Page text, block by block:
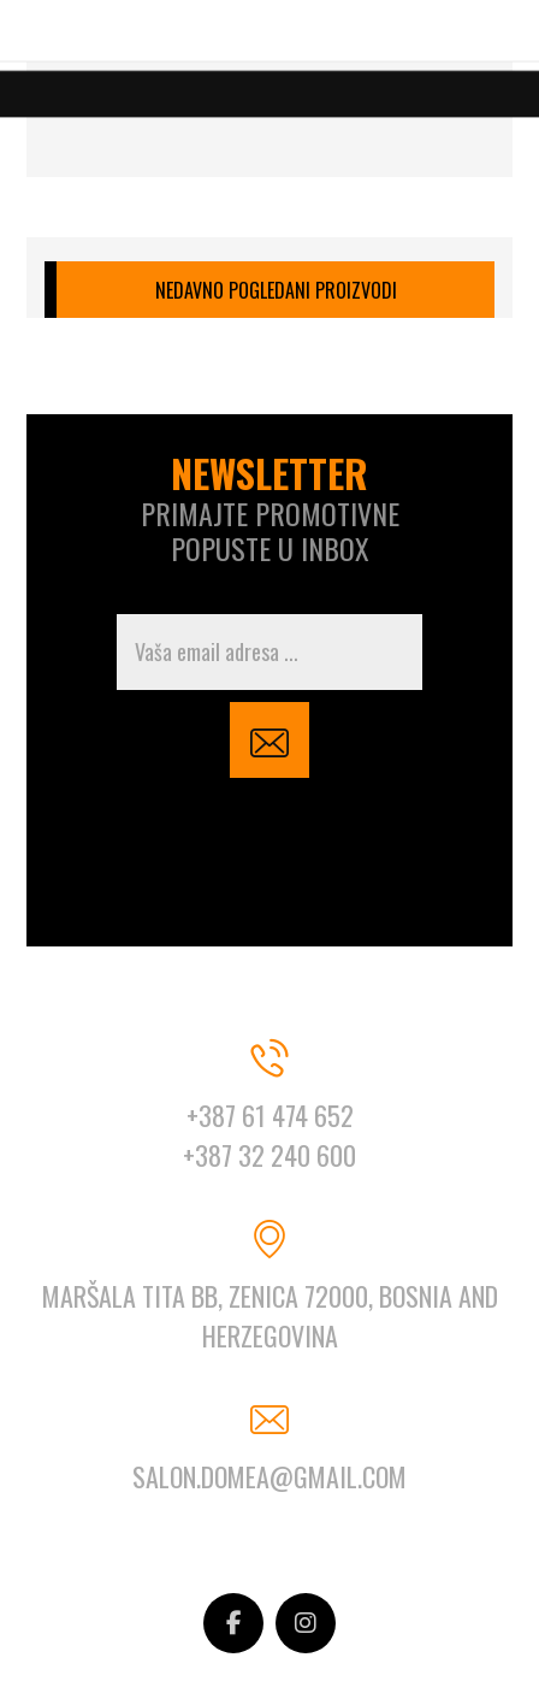
NEDAVNO POGLEDANI PROIZVODI
NEWSLETTER
PRIMAJTE PROMOTIVNE
POPUSTE U INBOX
+387 61 474 652
+387 32 240 600
MARŠALA TITA BB, ZENICA 72000, BOSNIA AND
HERZEGOVINA
SALON.DOMEA@GMAIL.COM